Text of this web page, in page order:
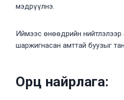
мэдрүүлнэ.
Иймээс өнөөдрийн нийтлэлээр
шаржигнасан амттай буузыг
Орц найрлага: